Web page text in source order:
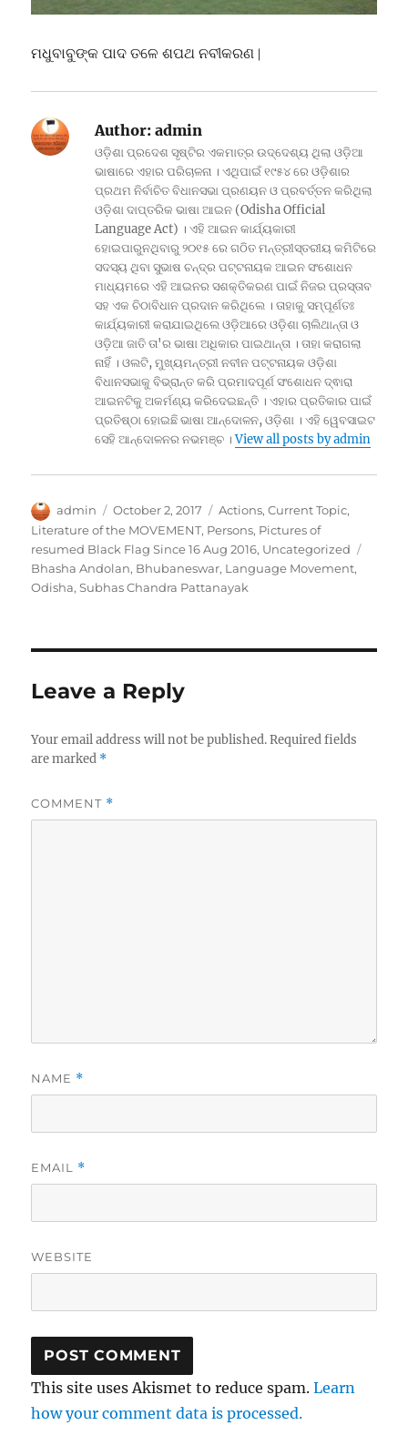
ମଧୁବାବୁଙ୍କ ପାଦ ତଳେ ଶପଥ ନବୀକରଣ ∣
Author: admin
ଓଡ଼ିଶା ପ୍ରଦେଶ ସୃଷ୍ଟିର ଏକମାତ୍ର ଉଦ୍ଦେଶ୍ୟ ଥିଲା ଓଡ଼ିଆ
ଭାଷାରେ ଏହାର ପରିଚାଳନା । ଏଥିପାଇଁ ୧୯୫୪ ରେ ଓଡ଼ିଶାର
ପ୍ରଥମ ନିର୍ବାଚିତ ବିଧାନସଭା ପ୍ରଣୟନ ଓ ପ୍ରବର୍ତ୍ତନ କରିଥିଲା
ଓଡ଼ିଶା ଦାପ୍ତରିକ ଭାଷା ଆଇନ (Odisha Official
Language Act) । ଏହି ଆଇନ କାର୍ଯ୍ୟକାରୀ
ହୋଇପାରୁନଥିବାରୁ ୨୦୧୫ ରେ ଗଠିତ ମନ୍ତ୍ରୀସ୍ତରୀୟ କମିଟିରେ
ସଦସ୍ୟ ଥିବା ସୁଭାଷ ଚନ୍ଦ୍ର ପଟ୍ଟନାୟକ ଆଇନ ସଂଶୋଧନ
ମାଧ୍ୟମରେ ଏହି ଆଇନର ସଶକ୍ତିକରଣ ପାଇଁ ନିଜର ପ୍ରସ୍ତାବ
ସହ ଏକ ଚିଠାବିଧାନ ପ୍ରଦାନ କରିଥିଲେ । ତାହାକୁ ସମ୍ପୂର୍ଣତଃ
କାର୍ଯ୍ୟକାରୀ କରାଯାଇଥିଲେ ଓଡ଼ିଆରେ ଓଡ଼ିଶା ଚାଲିଥାନ୍ତା ଓ
ଓଡ଼ିଆ ଜାତି ତା'ର ଭାଷା ଅଧିକାର ପାଇଥାନ୍ତା । ତାହା କରାଗଲା
ନାହିଁ । ଓଲଟି, ମୁଖ୍ୟମନ୍ତ୍ରୀ ନବୀନ ପଟ୍ଟନାୟକ ଓଡ଼ିଶା
ବିଧାନସଭାକୁ ବିଭ୍ରାନ୍ତ କରି ପ୍ରମାଦପୂର୍ଣ ସଂଶୋଧନ ଦ୍ଵାରା
ଆଇନଟିକୁ ଅକର୍ମଣ୍ୟ କରିଦେଇଛନ୍ତି । ଏହାର ପ୍ରତିକାର ପାଇଁ
ପ୍ରତିଷ୍ଠା ହୋଇଛି ଭାଷା ଆନ୍ଦୋଳନ, ଓଡ଼ିଶା । ଏହି ୱେବସାଇଟ
ସେହି ଆନ୍ଦୋଳନର ନଭମଞ୍ଚ ।View all posts by admin
Author
admin
Posted
on
October 2, 2017 Categories
Actions,Current Topic,
Literature of the MOVEMENT, Persons, Pictures of
resumed Black Flag Since 16 Aug 2016, Uncategorized
Bhasha Andolan, Bhubaneswar, Language Movement,
Odisha,Subhas Chandra Pattanayak
Leave a Reply
Your email address will not be published. Required fields
are marked *
COMMENT *
NAME *
EMAIL *
WEBSITE
This site uses Akismet to reduce spam.Learn
how your comment data is processed.